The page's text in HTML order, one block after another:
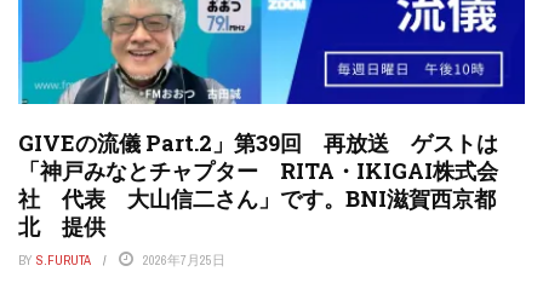
GIVEの流儀 Part.2」第39回 再放送 ゲストは
「神戸みなとチャプター RITA・IKIGAI株式会
社 代表 大山信二さん」です。BNI滋賀西京都
北 提供
BY S.FURUTA 2026年7月25日